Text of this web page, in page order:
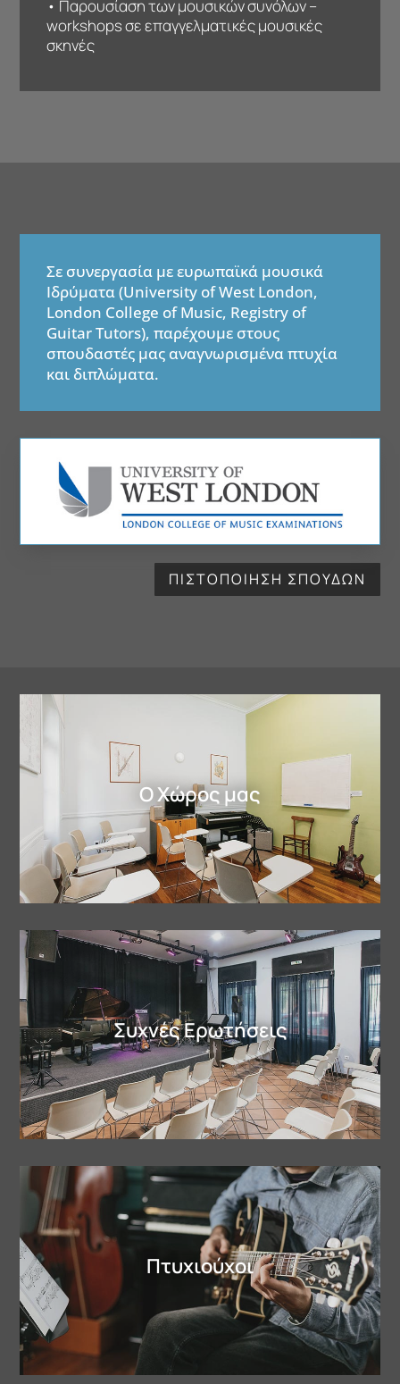
• Παρουσίαση των μουσικών συνόλων –
workshops σε επαγγελματικές μουσικές
σκηνές
Σε συνεργασία με ευρωπαϊκά μουσικά
Ιδρύματα (University of West London,
London College of Music, Registry of
Guitar Tutors), παρέχουμε στους
σπουδαστές μας αναγνωρισμένα πτυχία
και διπλώματα.
ΠΙΣΤΟΠΟΊΗΣΗ ΣΠΟΥΔΏΝ
Ο Χώρος μας
Συχνές Ερωτήσεις
Πτυχιούχοι